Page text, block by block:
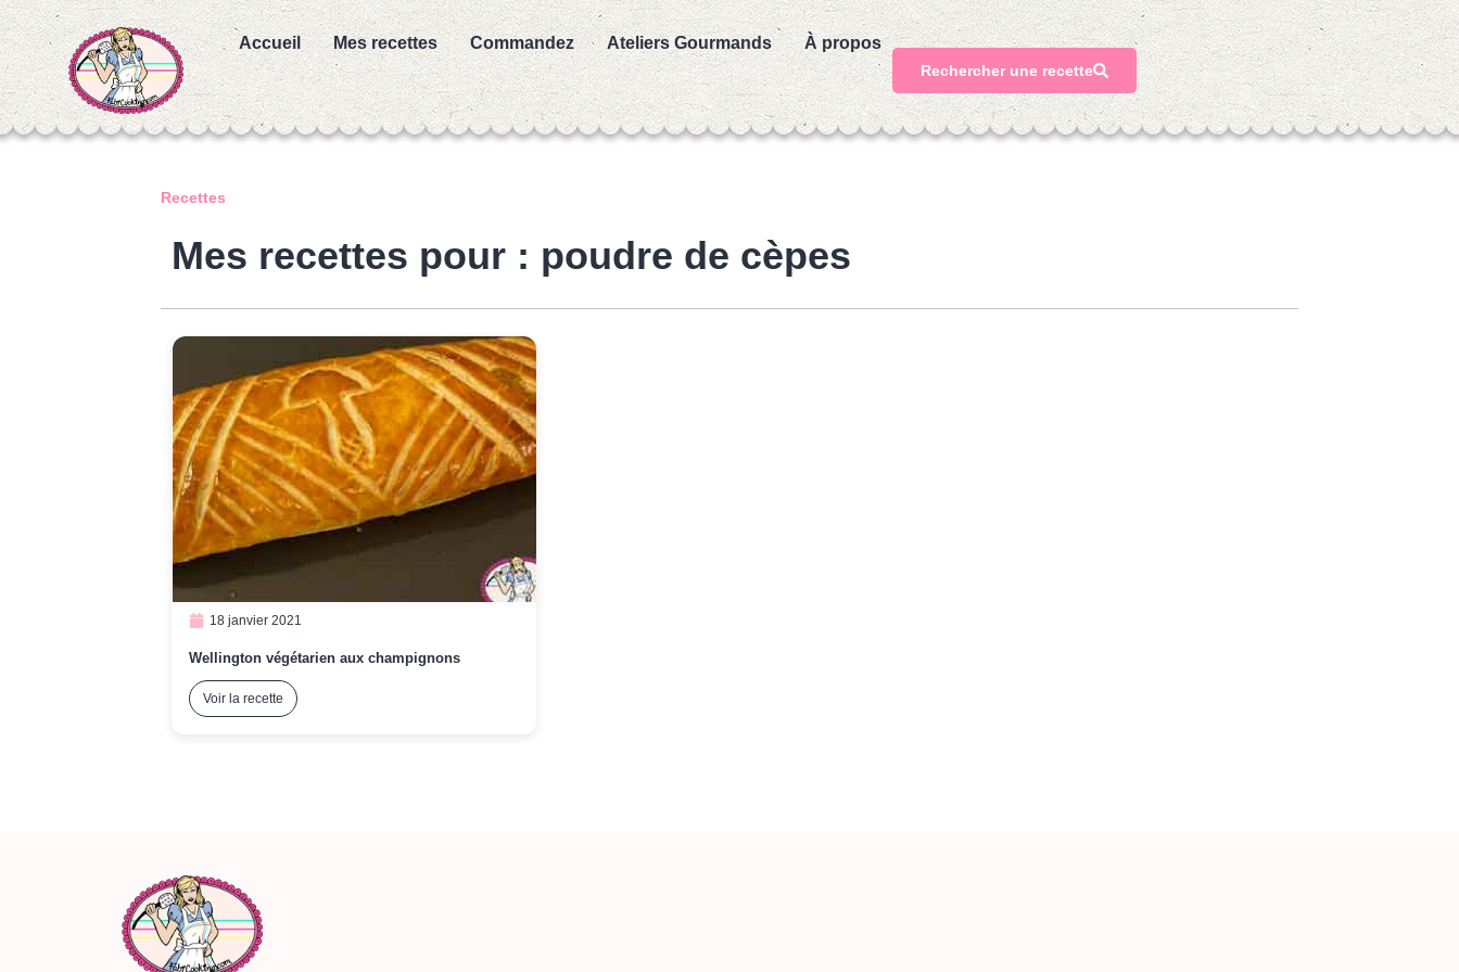
Accueil Mes recettes Commandez Ateliers Gourmands À propos
Rechercher une recette
Recettes
Mes recettes pour : poudre de cèpes
18 janvier 2021
Wellington végétarien aux champignons
Voir la recette